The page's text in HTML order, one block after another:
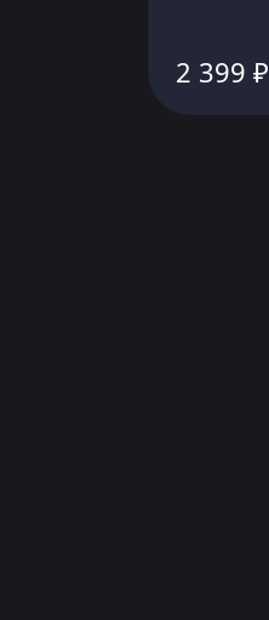
2 399 ₽